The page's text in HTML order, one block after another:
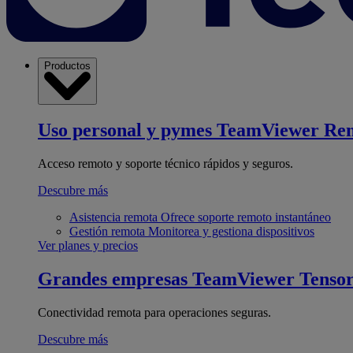
Productos
Uso personal y pymes TeamViewer
Acceso remoto y soporte técnico rápidos y seguros.
Descubre más
Asistencia remota Ofrece soporte remoto instantáneo
Gestión remota Monitorea y gestiona dispositivos
Ver planes y precios
Grandes empresas TeamViewer Tensor
Conectividad remota para operaciones seguras.
Descubre más